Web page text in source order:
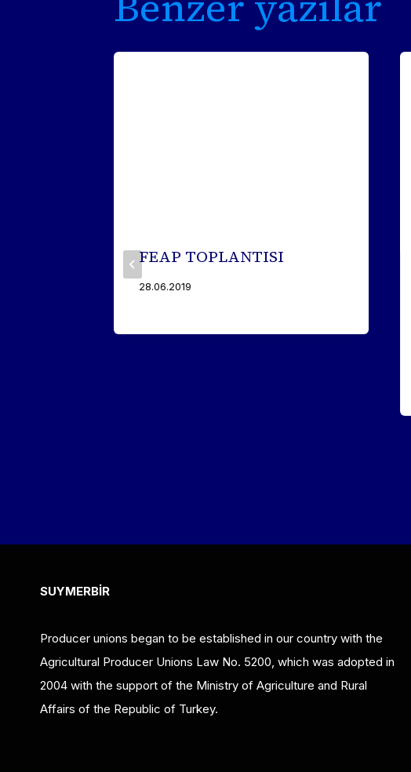
FEAP TOPLANTISI
28.06.2019
SUYMERBİR
Producer unions began to be established in our country with the
Agricultural Producer Unions Law No. 5200, which was adopted in
2004 with the support of the Ministry of Agriculture and Rural
Affairs of the Republic of Turkey.